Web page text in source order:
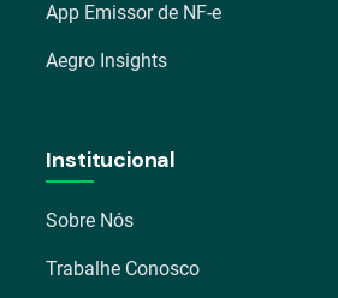
App Emissor de NF-e
Aegro Insights
Institucional
Sobre Nós
Trabalhe Conosco